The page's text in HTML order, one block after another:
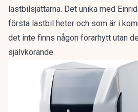
lastbilsjättarna. Det unika med
första lastbil heter och som är i
det inte finns någon förarhytt utan
självkörande.